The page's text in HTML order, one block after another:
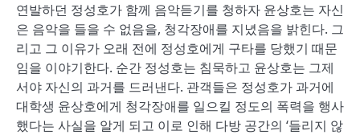
연발하던 정성호가 함께 음악듣기를 청하자 윤상호는 자신
은 음악을 들을 수 없음을, 청각장애를 지녔음을 밝힌다. 그
리고 그 이유가 오래 전에 정성호에게 구타를 당했기 때문
임을 이야기한다. 순간 정성호는 침묵하고 윤상호는 그제
서야 자신의 과거를 드러낸다. 관객들은 정성호가 과거에
대학생 윤상호에게 청각장애를 일으킬 정도의 폭력을 행사
했다는 사실을 알게 되고 이로 인해 다방 공간의 ‘들리지 않